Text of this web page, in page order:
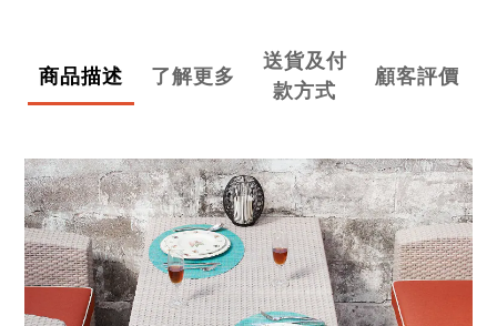
商品描述 了解更多
送貨及付
款方式
顧客評價